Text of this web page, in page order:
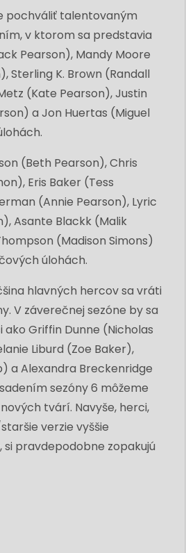
pochváliť talentovaným
v ktorom sa predstavia
Pearson), Mandy Moore
Sterling K. Brown (Randall
(Kate Pearson), Justin
a Jon Huertas (Miguel
(Beth Pearson), Chris
Eris Baker (Tess
(Annie Pearson), Lyric
Asante Blackk (Malik
(Madison Simons)
úlohách.
hlavných hercov sa vráti
V záverečnej sezóne by sa
Griffin Dunne (Nicholas
Liburd (Zoe Baker),
a Alexandra Breckenridge
sezóny 6 môžeme
tvárí. Navyše, herci,
verzie vyššie
pravdepodobne zopakujú